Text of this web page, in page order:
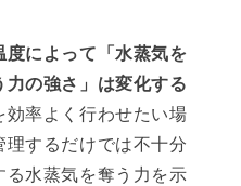
度によって「水蒸気を
の強さ」は変化する
率よく行わせたい場
するだけでは不十分
水蒸気を奪う力を示